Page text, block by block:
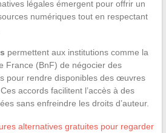
légales émergent pour offrir un
numériques tout en respectant
permettent aux institutions comme la
France (BnF) de négocier des
pour rendre disponibles des œuvres
accords facilitent l’accès à des
sans enfreindre les droits d’auteur.
alternatives gratuites pour regarder